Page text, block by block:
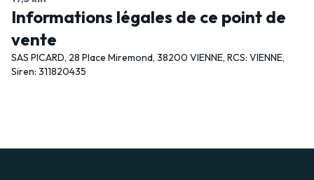
Informations légales de ce point de
vente
SAS PICARD, 28 Place Miremond, 38200 VIENNE, RCS: VIENNE,
Siren: 311820435